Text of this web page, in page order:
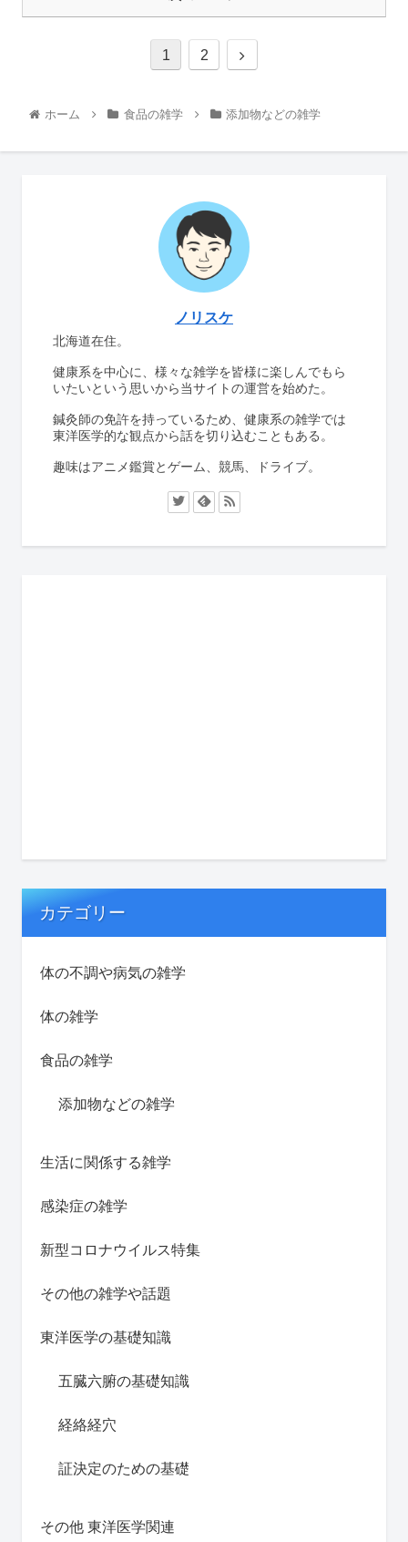
1 2
ホーム 食品の雑学 添加物などの雑学
ノリスケ
北海道在住。
健康系を中心に、様々な雑学を皆様に楽しんでもら
いたいという思いから当サイトの運営を始めた。
鍼灸師の免許を持っているため、健康系の雑学では
東洋医学的な観点から話を切り込むこともある。
趣味はアニメ鑑賞とゲーム、競馬、ドライブ。
カテゴリー
体の不調や病気の雑学
体の雑学
食品の雑学
添加物などの雑学
生活に関係する雑学
感染症の雑学
新型コロナウイルス特集
その他の雑学や話題
東洋医学の基礎知識
五臓六腑の基礎知識
経絡経穴
証決定のための基礎
その他 東洋医学関連